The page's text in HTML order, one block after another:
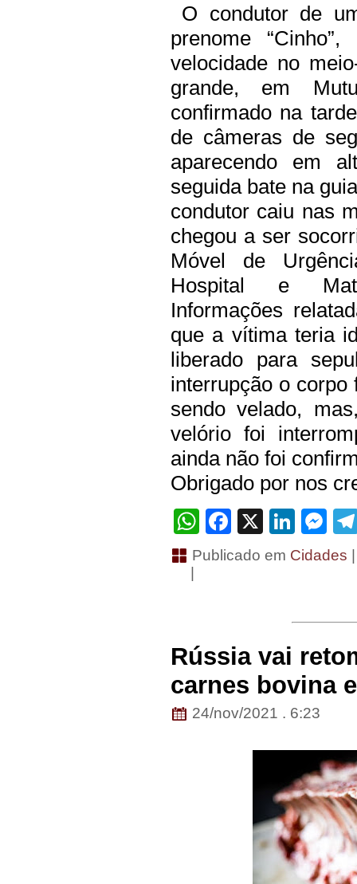
O condutor de
prenome
velocidade no
grande, em
confirmado na
de câmeras de
aparecendo em
seguida bate na
condutor caiu nas
chegou a ser
Móvel de
Hospital e
Informações
que a vítima teria
liberado para
interrupção o corpo
sendo velado,
velório foi
ainda não foi
Obrigado por nos
WhatsApp
Facebook
X
Publicado em Cidades
Rússia vai
carnes bovina
24/nov/2021 . 6:23